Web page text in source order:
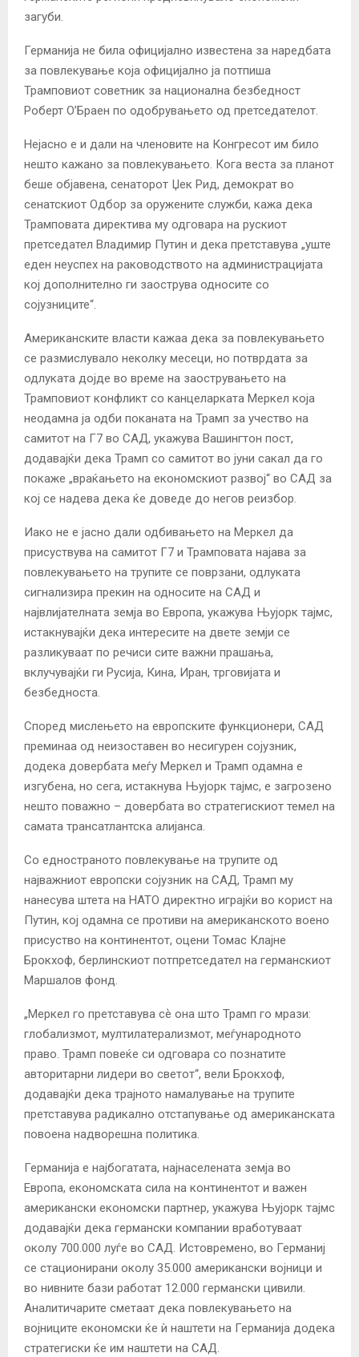
загуби.
Германија не била официјално известена за наредбата
за повлекување која официјално ја потпиша
Трамповиот советник за национална безбедност
Роберт О’Браен по одобрувањето од претседателот.
Нејасно е и дали на членовите на Конгресот им било
нешто кажано за повлекувањето. Кога веста за планот
беше објавена, сенаторот Џек Рид, демократ во
сенатскиот Одбор за оружените служби, кажа дека
Трамповата директива му одговара на рускиот
претседател Владимир Путин и дека претставува „уште
еден неуспех на раководството на администрацијата
кој дополнително ги заострува односите со
сојузниците“.
Американските власти кажаа дека за повлекувањето
се размислувало неколку месеци, но потврдата за
одлуката дојде во време на заострувањето на
Трамповиот конфликт со канцеларката Меркел која
неодамна ја одби поканата на Трамп за учество на
самитот на Г7 во САД, укажува Вашингтон пост,
додавајќи дека Трамп со самитот во јуни сакал да го
покаже „враќањето на економскиот развој“ во САД за
кој се надева дека ќе доведе до негов реизбор.
Иако не е јасно дали одбивањето на Меркел да
присуствува на самитот Г7 и Трамповата најава за
повлекувањето на трупите се поврзани, одлуката
сигнализира прекин на односите на САД и
највлијателната земја во Европа, укажува Њујорк тајмс,
истакнувајќи дека интересите на двете земји се
разликуваат по речиси сите важни прашања,
вклучувајќи ги Русија, Кина, Иран, трговијата и
безбедноста.
Според мислењето на европските функционери, САД
преминаа од неизоставен во несигурен сојузник,
додека довербата меѓу Меркел и Трамп одамна е
изгубена, но сега, истакнува Њујорк тајмс, е загрозено
нешто поважно – довербата во стратегискиот темел на
самата трансатлантска алијанса.
Со едностраното повлекување на трупите од
најважниот европски сојузник на САД, Трамп му
нанесува штета на НАТО директно играјќи во корист на
Путин, кој одамна се противи на американското воено
присуство на континентот, оцени Томас Клајне
Брокхоф, берлинскиот потпретседател на германскиот
Маршалов фонд.
„Меркел го претставува сѐ она што Трамп го мрази:
глобализмот, мултилатерализмот, меѓународното
право. Трамп повеќе си одговара со познатите
авторитарни лидери во светот“, вели Брокхоф,
додавајќи дека трајното намалување на трупите
претставува радикално отстапување од американската
повоена надворешна политика.
Германија е најбогатата, најнаселената земја во
Европа, економската сила на континентот и важен
американски економски партнер, укажува Њујорк тајмс
додавајќи дека германски компании вработуваат
околу 700.000 луѓе во САД. Истовремено, во Германиј
се стационирани околу 35.000 американски војници и
во нивните бази работат 12.000 германски цивили.
Аналитичарите сметаат дека повлекувањето на
војниците економски ќе ѝ наштети на Германија додека
стратегиски ќе им наштети на САД.